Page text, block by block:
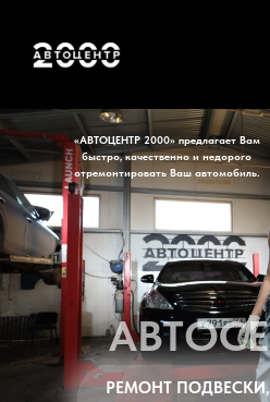
«АВТОЦЕНТР 2000»предлагает Вам
быстро, качественно и недорого
отремонтировать Ваш автомобиль.
РЕМОНТ